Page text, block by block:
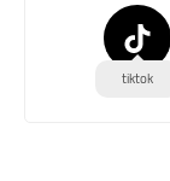
tiktok